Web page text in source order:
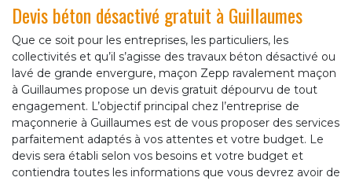
Devis béton désactivé gratuit à Guillaumes
Que ce soit pour les entreprises, les particuliers, les
collectivités et qu’il s’agisse des travaux béton désactivé ou
lavé de grande envergure, maçon Zepp ravalement maçon
à Guillaumes propose un devis gratuit dépourvu de tout
engagement. L’objectif principal chez l’entreprise de
maçonnerie à Guillaumes est de vous proposer des services
parfaitement adaptés à vos attentes et votre budget. Le
devis sera établi selon vos besoins et votre budget et
contiendra toutes les informations que vous devrez avoir de